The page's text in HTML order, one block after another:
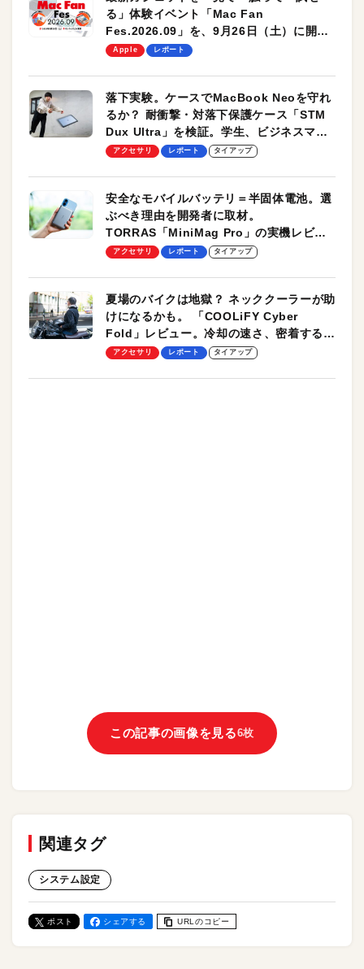
る」体験イベント「Mac Fan
Fes.2026.09」を、9月26日（土）に開催
します！
Apple レポート
落下実験。ケースでMacBook Neoを守れ
るか？ 耐衝撃・対落下保護ケース「STM
Dux Ultra」を検証。学生、ビジネスマン
のモバイルユースに最適！
アクセサリ レポート タイアップ
安全なモバイルバッテリ＝半固体電池。選
ぶべき理由を開発者に取材。
TORRAS「MiniMag Pro」の実機レビュ
ーも
アクセサリ レポート タイアップ
夏場のバイクは地獄？ ネッククーラーが助
けになるかも。 「COOLiFY Cyber
Fold」レビュー。冷却の速さ、密着する冷
却プレート、シンプルな操作性がグッド！
アクセサリ レポート タイアップ
この記事の画像を見る6枚
関連タグ
システム設定
ポスト シェアする URLのコピー